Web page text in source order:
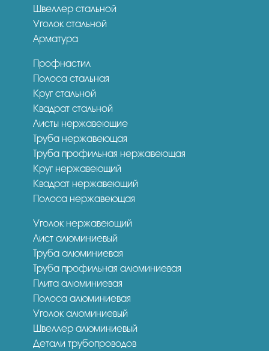
Швеллер стальной
Уголок стальной
Арматура
Профнастил
Полоса стальная
Круг стальной
Квадрат стальной
Листы нержавеющие
Труба нержавеющая
Труба профильная нержавеющая
Круг нержавеющий
Квадрат нержавеющий
Полоса нержавеющая
Уголок нержавеющий
Лист алюминиевый
Труба алюминиевая
Труба профильная алюминиевая
Плита алюминиевая
Полоса алюминиевая
Уголок алюминиевый
Швеллер алюминиевый
Детали трубопроводов